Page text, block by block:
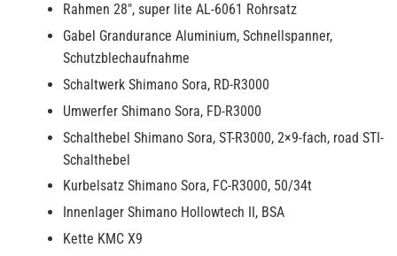
Rahmen 28", super lite AL-6061 Rohrsatz
Gabel Grandurance Aluminium, Schnellspanner,
Schutzblechaufnahme
Schaltwerk Shimano Sora, RD-R3000
Umwerfer Shimano Sora, FD-R3000
Schalthebel Shimano Sora, ST-R3000, 2×9-fach, road STI-
Schalthebel
Kurbelsatz Shimano Sora, FC-R3000, 50/34t
Innenlager Shimano Hollowtech II, BSA
Kette KMC X9